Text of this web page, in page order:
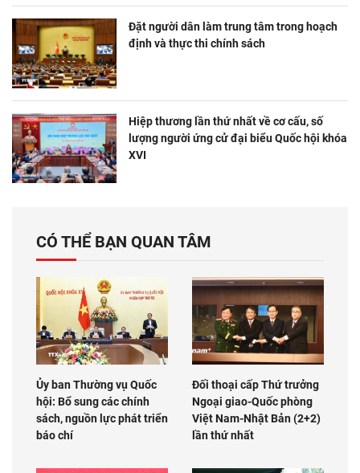
Đặt người dân làm trung tâm trong hoạch
định và thực thi chính sách
Hiệp thương lần thứ nhất về cơ cấu, số
lượng người ứng cử đại biểu Quốc hội khóa
XVI
CÓ THỂ BẠN QUAN TÂM
Ủy ban Thường vụ Quốc
hội: Bổ sung các chính
sách, nguồn lực phát triển
báo chí
Đối thoại cấp Thứ trưởng
Ngoại giao-Quốc phòng
Việt Nam-Nhật Bản (2+2)
lần thứ nhất